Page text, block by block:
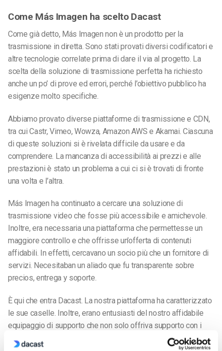
Come Más Imagen ha scelto Dacast
Come già detto, Más Imagen non è un prodotto per la
trasmissione in diretta. Sono stati provati diversi codificatori e
altre tecnologie correlate prima di dare il via al progetto. La
scelta della soluzione di trasmissione perfetta ha richiesto
anche un po’ di prove ed errori, perché l’obiettivo pubblico ha
esigenze molto specifiche.
Abbiamo provato diverse piattaforme di trasmissione e CDN,
tra cui Castr, Vimeo, Wowza, Amazon AWS e Akamai. Ciascuna
di queste soluzioni si è rivelata difficile da usare e da
comprendere. La mancanza di accessibilità ai prezzi e alle
prestazioni è stato un problema a cui ci si è trovati di fronte
una volta e l’altra.
Más Imagen ha continuato a cercare una soluzione di
trasmissione video che fosse più accessibile e amichevole.
Inoltre, era necessaria una piattaforma che permettesse un
maggiore controllo e che offrisse un’offerta di contenuti
affidabili. In effetti, cercavano un socio più che un fornitore di
servizi. Necesitaban un aliado que fu transparente sobre
precios, entrega y soporte.
È qui che entra Dacast. La nostra piattaforma ha caratterizzato
le sue caselle. Inoltre, erano entusiasti del nostro affidabile
equipaggio di supporto che non solo offriva supporto con i
rappresentanti dal vivo, ma che si completava con una